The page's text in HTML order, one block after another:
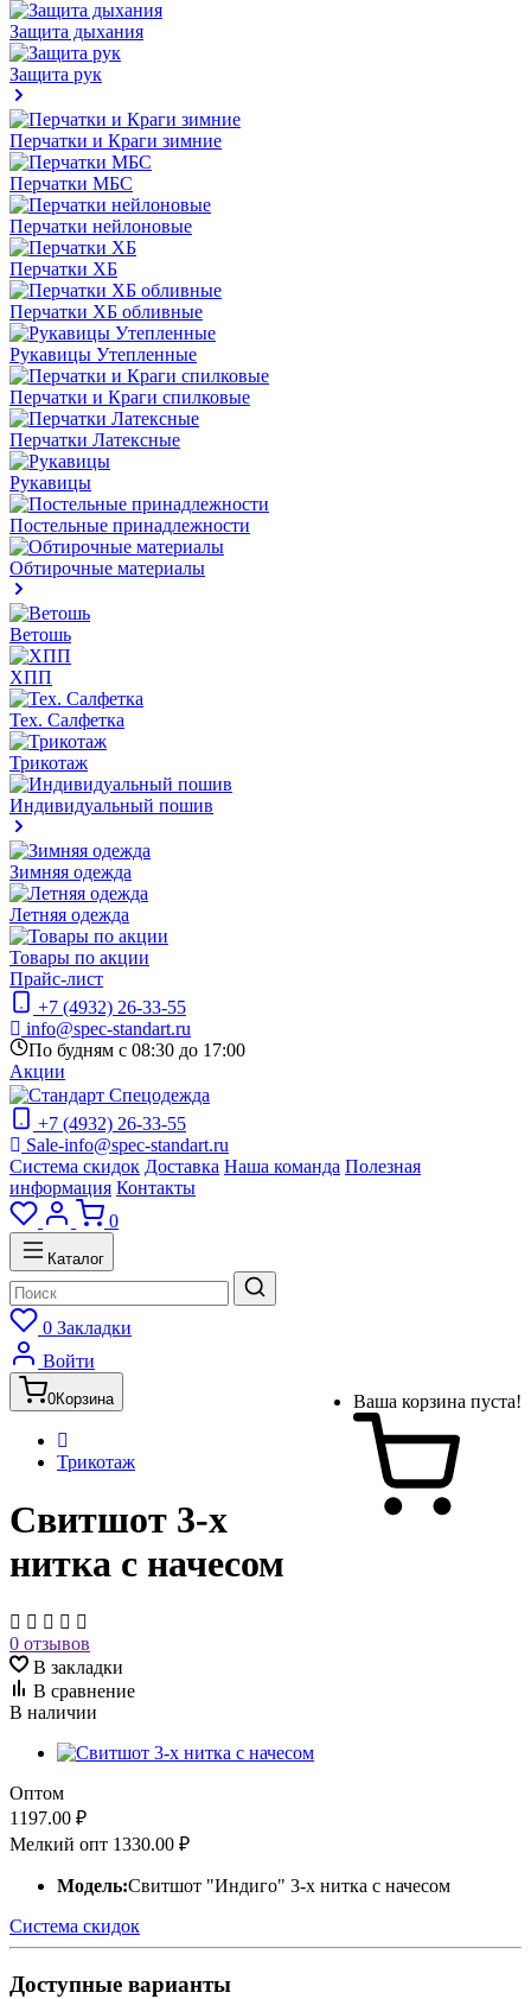
Защита дыхания
Защита рук
Перчатки и Краги зимние
Перчатки МБС
Перчатки нейлоновые
Перчатки ХБ
Перчатки ХБ обливные
Рукавицы Утепленные
Перчатки и Краги спилковые
Перчатки Латексные
Рукавицы
Постельные принадлежности
Обтирочные материалы
Ветошь
ХПП
Тех. Салфетка
Трикотаж
Индивидуальный пошив
Зимняя одежда
Летняя одежда
Товары по акции
Прайс-лист
+7 (4932) 26-33-55
info@spec-standart.ru
По будням с 08:30 до 17:00
Акции
+7 (4932) 26-33-55
Sale-info@spec-standart.ru
Система скидок Доставка Наша команда Полезная
информация Контакты
0
Каталог
0 Закладки
Войти
0Корзина Ваша корзина пуста!
Трикотаж
Свитшот 3-х
нитка с начесом
0 отзывов
В закладки
В сравнение
В наличии
Оптом
1197.00 ₽
Мелкий опт 1330.00 ₽
Модель:Свитшот "Индиго" 3-х нитка с начесом
Система скидок
Доступные варианты